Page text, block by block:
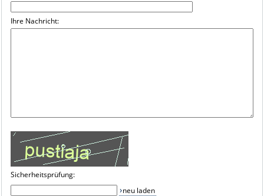
Ihre Nachricht:
Sicherheitsprüfung:
neu laden